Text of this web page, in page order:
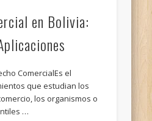
en Bolivia:
ComercialEs el
que estudian los
los organismos o
…